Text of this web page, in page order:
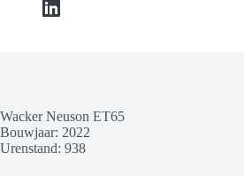
Wacker Neuson ET65
Bouwjaar: 2022
Urenstand: 938